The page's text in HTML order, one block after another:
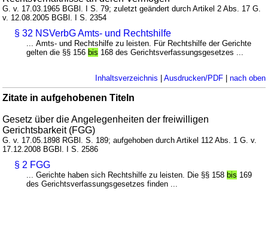
G. v. 17.03.1965 BGBl. I S. 79; zuletzt geändert durch Artikel 2 Abs. 17 G.
v. 12.08.2005 BGBl. I S. 2354
§ 32 NSVerbG Amts- und Rechtshilfe
... Amts- und Rechtshilfe zu leisten. Für Rechtshilfe der Gerichte
gelten die §§ 156bis 168 des Gerichtsverfassungsgesetzes ...
Inhaltsverzeichnis | Ausdrucken/PDF| nach oben
Zitate in aufgehobenen Titeln
Gesetz über die Angelegenheiten der freiwilligen
Gerichtsbarkeit (FGG)
G. v. 17.05.1898 RGBl. S. 189; aufgehoben durch Artikel 112 Abs. 1 G. v.
17.12.2008 BGBl. I S. 2586
§ 2 FGG
... Gerichte haben sich Rechtshilfe zu leisten. Die §§ 158bis 169
des Gerichtsverfassungsgesetzes finden ...